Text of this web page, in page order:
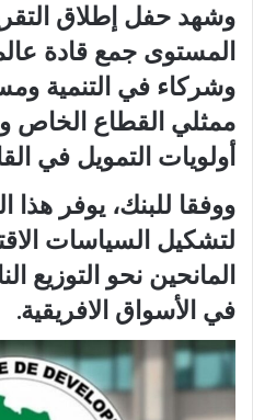
وشهد حفل إطلاق
المستوى جمع قادة
وشركاء في التنمية
ممثلي القطاع الخاص
أولويات التمويل في
ووفقا للبنك، يوفر
لتشكيل السياسات
المانحين نحو التوزيع
في الأسواق الافريقية.